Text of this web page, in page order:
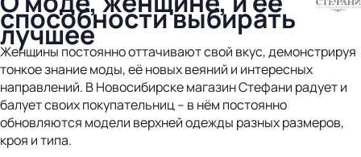
способности выбирать
лучшее
Женщины постоянно оттачивают свой вкус, демонстрируя
тонкое знание моды, её новых веяний и интересных
направлений. В Новосибирске магазин Стефани радует и
балует своих покупательниц – в нём постоянно
обновляются модели верхней одежды разных размеров,
кроя и типа.